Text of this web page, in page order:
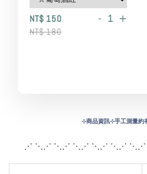
NT$ 150
NT$ 180
- +
⊹商品資訊⊹手工測量約
⋰ ⋱⋰ ⋱⋰ ⋱⋰ ⋱⋰ ⋱⋰ ⋱⋰